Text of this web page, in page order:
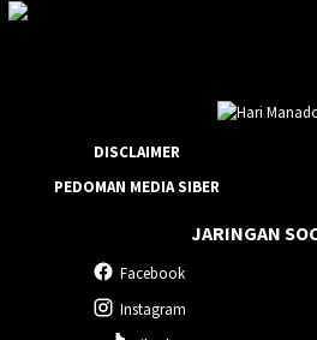
DISCLAIMER
PEDOMAN MEDIA SIBER
JARINGAN
Facebook
Instagram